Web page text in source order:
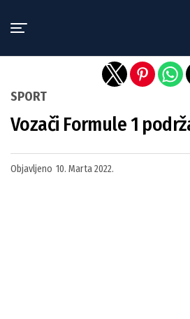
SPORT
Vozači Formule 1
Objavljeno 10. Marta 2022.